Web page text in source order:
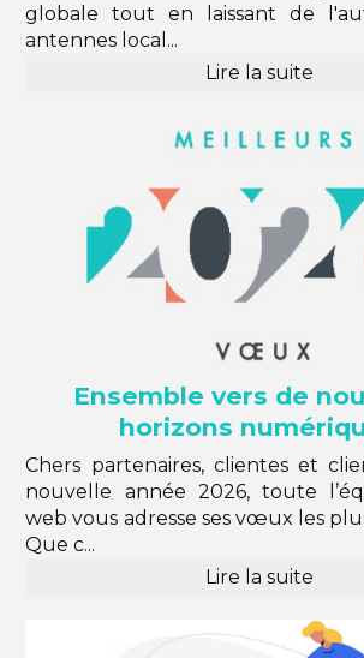
globale tout en laissant de
antennes local...
Lire la suite
Ensemble vers de
horizons
Chers partenaires, clientes et
nouvelle année 2026, toute
web vous adresse ses vœux les
Que c...
Lire la suite